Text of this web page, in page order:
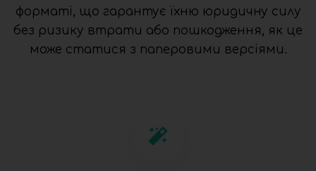
форматі, що гарантує їхню юридичну силу
без ризику втрати або пошкодження, як це
може статися з паперовими версіями.